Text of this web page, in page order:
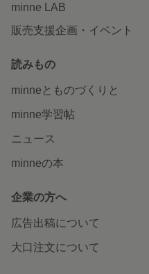
minne LAB
販売支援企画・イベント
読みもの
minneとものづくりと
minne学習帖
ニュース
minneの本
企業の方へ
広告出稿について
大口注文について